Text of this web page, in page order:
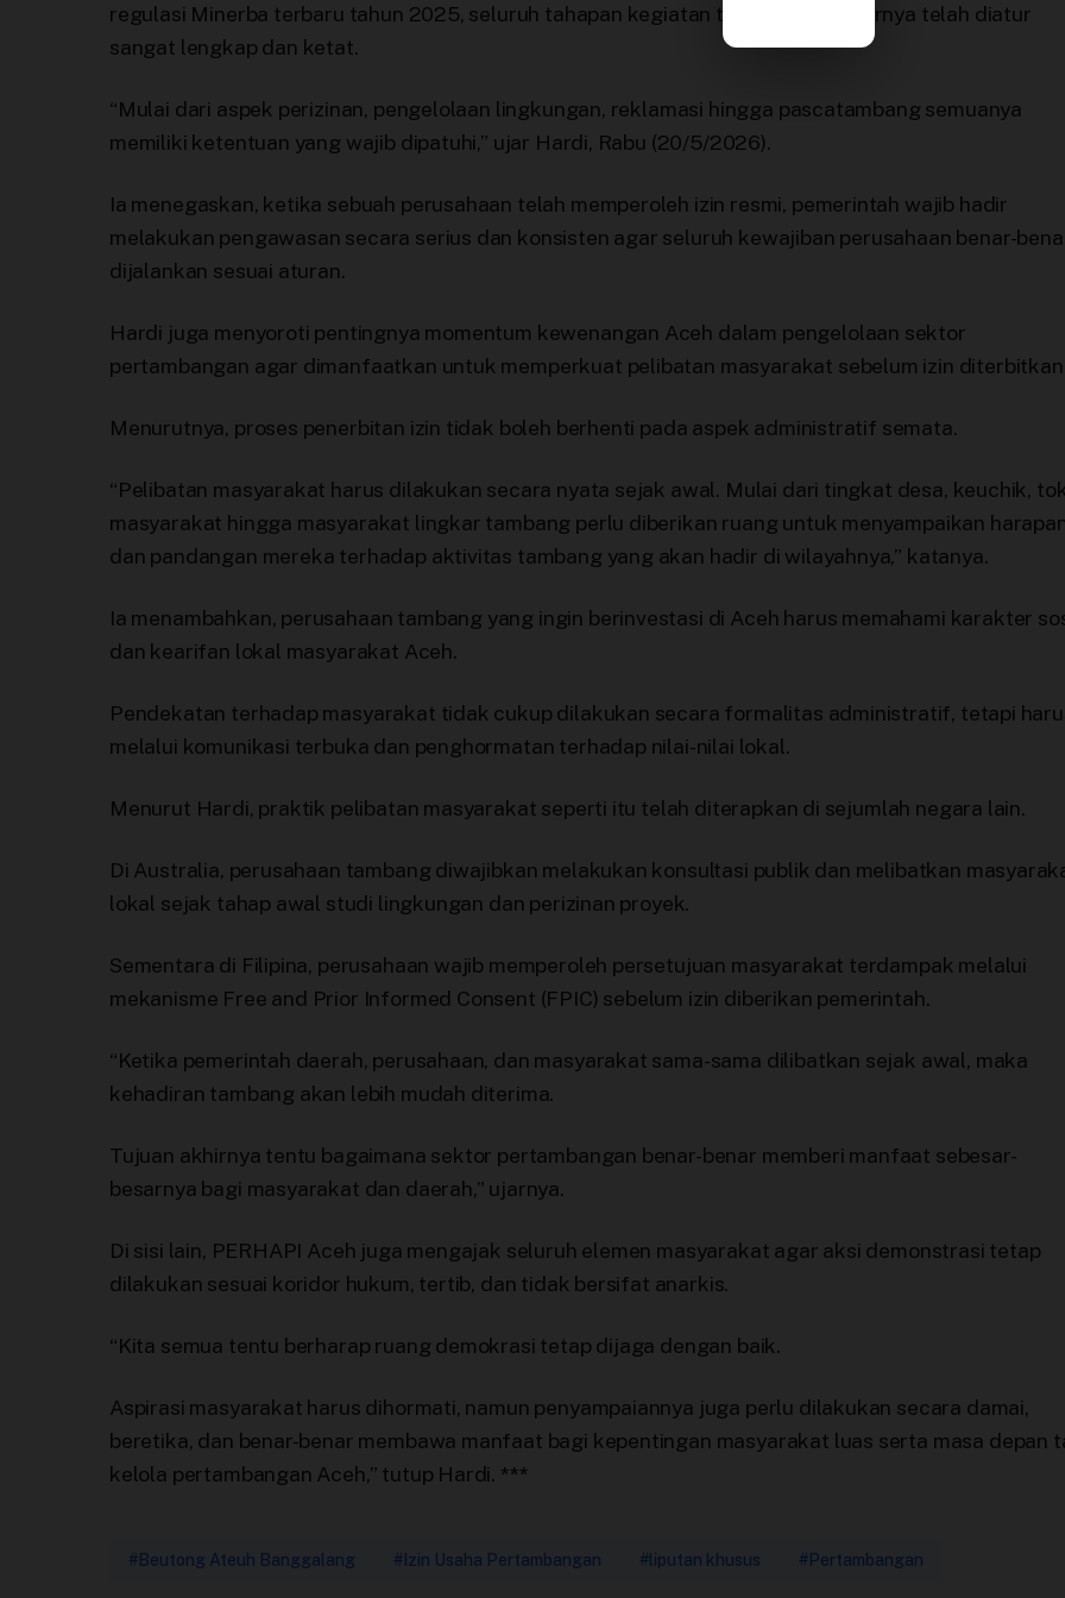
regulasi Minerba terbaru tahun 2025, seluruh tahapan kegiatan tambang sebenarnya telah diatur
sangat lengkap dan ketat.
“Mulai dari aspek perizinan, pengelolaan lingkungan, reklamasi hingga pascatambang semuanya
memiliki ketentuan yang wajib dipatuhi,” ujar Hardi, Rabu (20/5/2026).
Ia menegaskan, ketika sebuah perusahaan telah memperoleh izin resmi, pemerintah wajib hadir
melakukan pengawasan secara serius dan konsisten agar seluruh kewajiban perusahaan benar-
dijalankan sesuai aturan.
Hardi juga menyoroti pentingnya momentum kewenangan Aceh dalam pengelolaan sektor
pertambangan agar dimanfaatkan untuk memperkuat pelibatan masyarakat sebelum izin
Menurutnya, proses penerbitan izin tidak boleh berhenti pada aspek administratif semata.
“Pelibatan masyarakat harus dilakukan secara nyata sejak awal. Mulai dari tingkat desa, keuchik,
masyarakat hingga masyarakat lingkar tambang perlu diberikan ruang untuk menyampaikan
dan pandangan mereka terhadap aktivitas tambang yang akan hadir di wilayahnya,” katanya.
Ia menambahkan, perusahaan tambang yang ingin berinvestasi di Aceh harus memahami karakter
dan kearifan lokal masyarakat Aceh.
Pendekatan terhadap masyarakat tidak cukup dilakukan secara formalitas administratif, tetapi
melalui komunikasi terbuka dan penghormatan terhadap nilai-nilai lokal.
Menurut Hardi, praktik pelibatan masyarakat seperti itu telah diterapkan di sejumlah negara lain.
Di Australia, perusahaan tambang diwajibkan melakukan konsultasi publik dan melibatkan
lokal sejak tahap awal studi lingkungan dan perizinan proyek.
Sementara di Filipina, perusahaan wajib memperoleh persetujuan masyarakat terdampak melalui
mekanisme Free and Prior Informed Consent (FPIC) sebelum izin diberikan pemerintah.
“Ketika pemerintah daerah, perusahaan, dan masyarakat sama-sama dilibatkan sejak awal, maka
kehadiran tambang akan lebih mudah diterima.
Tujuan akhirnya tentu bagaimana sektor pertambangan benar-benar memberi manfaat sebesar-
besarnya bagi masyarakat dan daerah,” ujarnya.
Di sisi lain, PERHAPI Aceh juga mengajak seluruh elemen masyarakat agar aksi demonstrasi tetap
dilakukan sesuai koridor hukum, tertib, dan tidak bersifat anarkis.
“Kita semua tentu berharap ruang demokrasi tetap dijaga dengan baik.
Aspirasi masyarakat harus dihormati, namun penyampaiannya juga perlu dilakukan secara damai,
beretika, dan benar-benar membawa manfaat bagi kepentingan masyarakat luas serta masa depan
kelola pertambangan Aceh,” tutup Hardi. ***
#Beutong Ateuh Banggalang #Izin Usaha Pertambangan #liputan khusus #Pertambangan